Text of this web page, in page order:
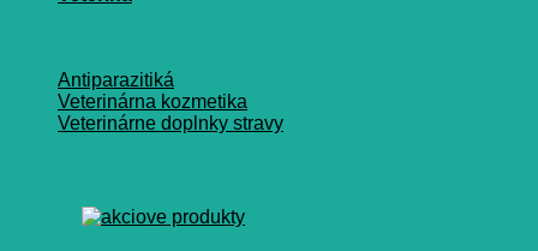
Antiparazitiká
Veterinárna kozmetika
Veterinárne doplnky stravy